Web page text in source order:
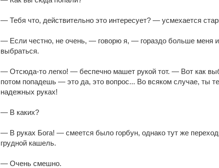
— Тебя что, действительно это интересует? — усмехается
— Если честно, не очень, — говорю я, — гораздо больше меня
выбраться.
— Отсюда-то легко! — беспечно машет рукой тот. — Вот как
потом попадешь — это да, это вопрос... Во всяком случае, ты
надежных руках!
— В каких?
— В руках Бога! — смеется было горбун, однако тут же
грудной кашель.
— Очень смешно.